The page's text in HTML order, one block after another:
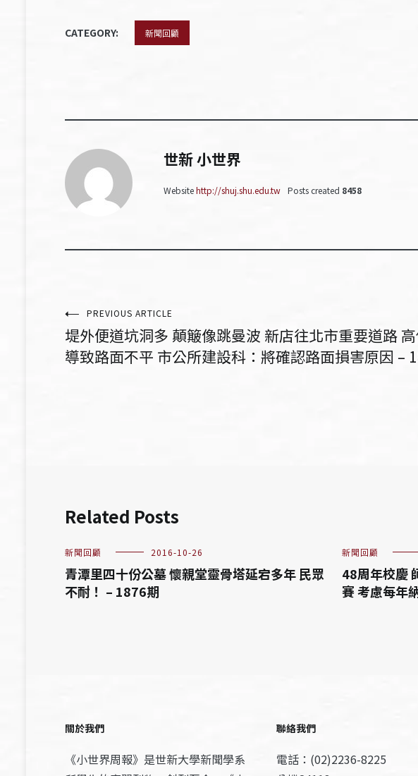
CATEGORY: 新聞回顧
世新 小世界
Websitehttp://shuj.shu.edu.tw Posts created 8458
文
章
PREVIOUS ARTICLE
堤外便道坑洞多 顛簸像跳曼波 新店往北市重要道路
導致路面不平 市公所建設科：將確認路面損害原因 –
Related Posts
新聞回顧 2016-10-26
青潭里四十份公墓 懷親堂靈骨塔延宕多年 民眾
不耐！ – 1876期
新聞回顧
48周年校慶
賽 考慮每年
關於我們
《小世界周報》是世新大學新聞學系
聯絡我們
電話：(02)2236-8225